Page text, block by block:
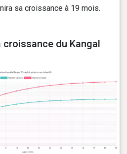
sa croissance à 19 mois.
croissance du Kangal